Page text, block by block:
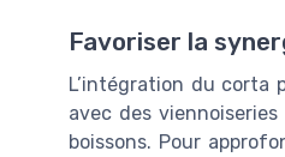
Favoriser la
L’intégration du corta
avec des
boissons. Pour